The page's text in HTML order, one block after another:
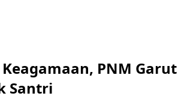
PNM Garut
Santri